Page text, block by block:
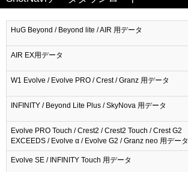
HuG Beyond / Beyond lite / AIR 用データ
AIR EX用データ
W1 Evolve / Evolve PRO / Crest / Granz 用データ
INFINITY / Beyond Lite Plus / SkyNova 用データ
Evolve PRO Touch / Crest2 / Crest2 Touch / Crest G2
EXCEEDS / Evolve α / Evolve G2 / Granz neo 用データ
Evolve SE / INFINITY Touch 用データ